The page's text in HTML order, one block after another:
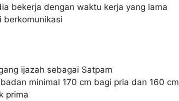
bekerja dengan waktu kerja yang lama
ijazah sebagai Satpam
minimal 170 cm bagi pria dan 160
prima